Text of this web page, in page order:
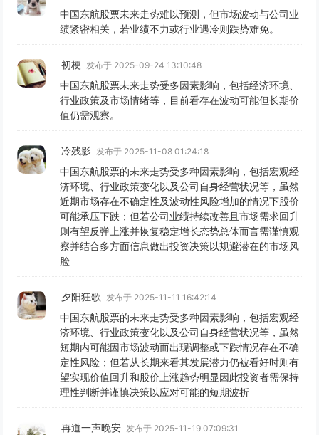
中国东航股票未来走势难以预测，但市场波动与公司业
绩紧密相关，若业绩不力或行业遇冷则跌势难免。
初梗 发布于 2025-09-24 13:10:48
中国东航股票未来走势受多因素影响，包括经济环境、
行业政策及市场情绪等，目前看存在波动可能但长期价
值仍需观察。
冷残影 发布于 2025-11-08 01:24:18
中国东航股票的未来走势受多种因素影响，包括宏观经
济环境、行业政策变化以及公司自身经营状况等，虽然
近期市场存在不确定性及波动性风险增加的情况下股价
可能承压下跌；但若公司业绩持续改善且市场需求回升
则有望反弹上涨并恢复稳定增长态势总体而言需谨慎观
察并结合多方面信息做出投资决策以规避潜在的市场风
脸
夕阳狂歌 发布于 2025-11-11 16:42:14
中国东航股票的未来走势受多种因素影响，包括宏观经
济环境、行业政策变化以及公司自身经营状况等，虽然
短期内可能因市场波动而出现调整或下跌情况存在不确
定性风险；但若从长期来看其发展潜力仍被看好时则有
望实现价值回升和股价上涨趋势明显因此投资者需保持
理性判断并谨慎决策以应对可能的短期波折
再道一声晚安 发布于 2025-11-19 07:09:31